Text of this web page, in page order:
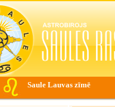
Saule Lauvas zīmē